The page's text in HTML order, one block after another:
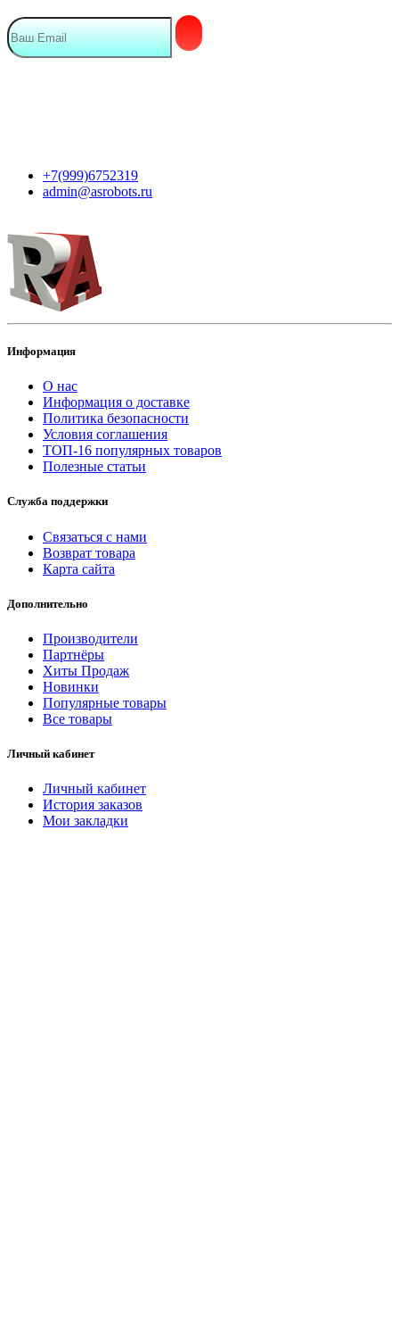
+7(999)6752319
admin@asrobots.ru
Информация
О нас
Информация о доставке
Политика безопасности
Условия соглашения
ТОП-16 популярных товаров
Полезные статьи
Служба поддержки
Связаться с нами
Возврат товара
Карта сайта
Дополнительно
Производители
Партнёры
Хиты Продаж
Новинки
Популярные товары
Все товары
Личный кабинет
Личный кабинет
История заказов
Мои закладки